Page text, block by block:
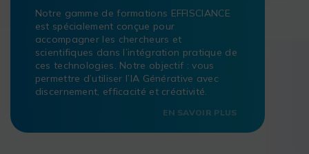
Notre gamme de formations EFFISCIANCE
est spécialement conçue pour
accompagner les chercheurs et
scientifiques dans l’intégration pratique de
ces technologies. Notre objectif : vous
permettre d’utiliser l’IA Générative avec
discernement, efficacité et créativité.
EN SAVOIR PLUS